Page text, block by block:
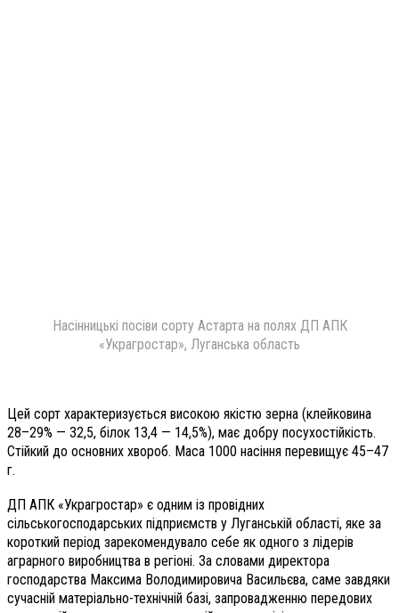
Насінницькі посіви сорту Астарта на полях ДП АПК
«Украгростар», Луганська область
Цей сорт характеризується високою якістю зерна (клейковина
28–29% — 32,5, білок 13,4 — 14,5%), має добру посухостійкість.
Стійкий до основних хвороб. Маса 1000 насіння перевищує 45–47
г.
ДП АПК «Украгростар» є одним із провідних
сільськогосподарських підприємств у Луганській області, яке за
короткий період зарекомендувало себе як одного з лідерів
аграрного виробництва в регіоні. За словами директора
господарства Максима Володимировича Васильєва, саме завдяки
сучасній матеріально-технічній базі, запровадженню передових